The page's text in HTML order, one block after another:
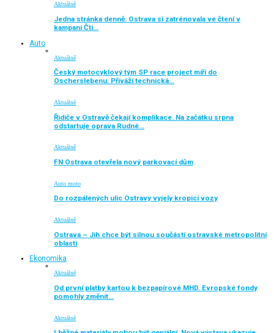
Aktuálně
Jedna stránka denně. Ostrava si zatrénovala ve čtení v
kampani Čti…
Auto
Aktuálně
Český motocyklový tým SP race project míří do
Oscherslebenu. Přiváží technická…
Aktuálně
Řidiče v Ostravě čekají komplikace. Na začátku srpna
odstartuje oprava Rudné…
Aktuálně
FN Ostrava otevřela nový parkovací dům
Auto moto
Do rozpálených ulic Ostravy vyjely kropicí vozy
Aktuálně
Ostrava – Jih chce být silnou součástí ostravské metropolitní
oblasti
Ekonomika
Aktuálně
Od první platby kartou k bezpapírové MHD. Evropské fondy
pomohly změnit…
Aktuálně